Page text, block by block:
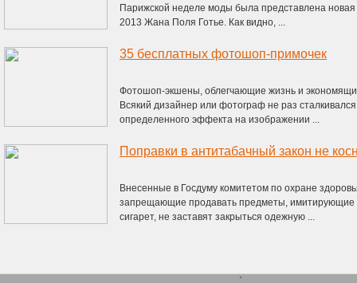
Парижской неделе моды была представлена новая
2013 Жана Поля Готье. Как видно, ...
35 бесплатных фотошоп-примочек
Фотошоп-экшены, облегчающие жизнь и
Всякий дизайнер или фотограф не раз
определенного эффекта на изображении ...
Внесенные в Госдуму комитетом по охране
запрещающие продавать предметы, имитирующие
сигарет, не заставят закрыться одежную ...